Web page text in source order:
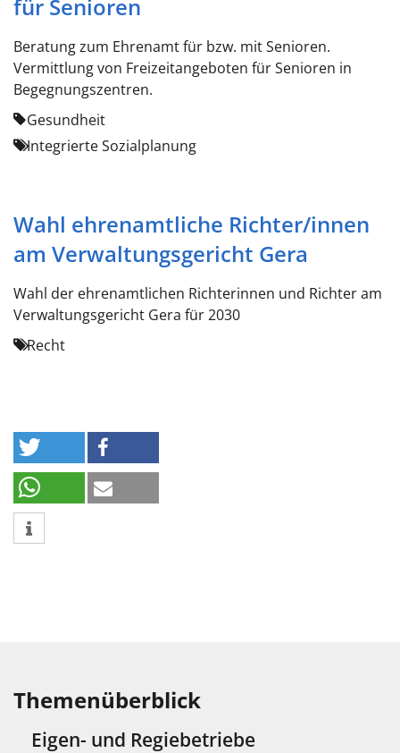
für Senioren
Beratung zum Ehrenamt für bzw. mit Senioren.
Vermittlung von Freizeitangeboten für Senioren in
Begegnungszentren.
Gesundheit
Integrierte Sozialplanung
Wahl ehrenamtliche Richter/innen
am Verwaltungsgericht Gera
Wahl der ehrenamtlichen Richterinnen und Richter am
Verwaltungsgericht Gera für 2030
Recht
Themenüberblick
Eigen- und Regiebetriebe